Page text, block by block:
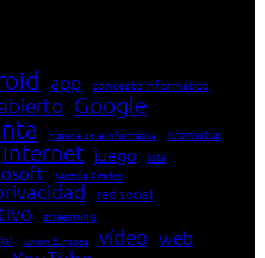
app concepto informático
Google
historia de la Informática Informática
Internet juego lista
Mozilla Firefox
red social
streaming
Unión Europea vídeo web